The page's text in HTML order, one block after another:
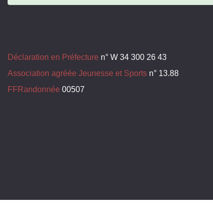
Déclaration en Préfecture n° W 34 300 26 43
Association agréée Jeunesse et Sports n° 13.88
FFRandonnée 00507